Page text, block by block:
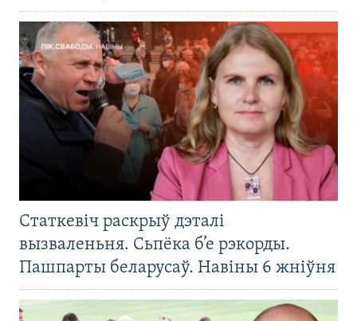
Статкевіч раскрыў дэталі
вызваленьня. Сьпёка б’е рэкорды.
Пашпарты беларусаў. Навіны 6 жніўня